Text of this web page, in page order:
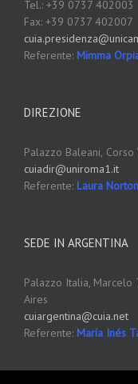
Tel.: +39 0737 402003
Fax: +39 0737 402007
Referente: Mimma
DIREZIONE
Palazzo Baleani,
cuiadir@uniroma1.it
Referente: Laura Norton
SEDE IN ARGENTINA
Palazzo Italia, Marcelo
Aires
cuiargentina@cuia.net
Referente: María Inés